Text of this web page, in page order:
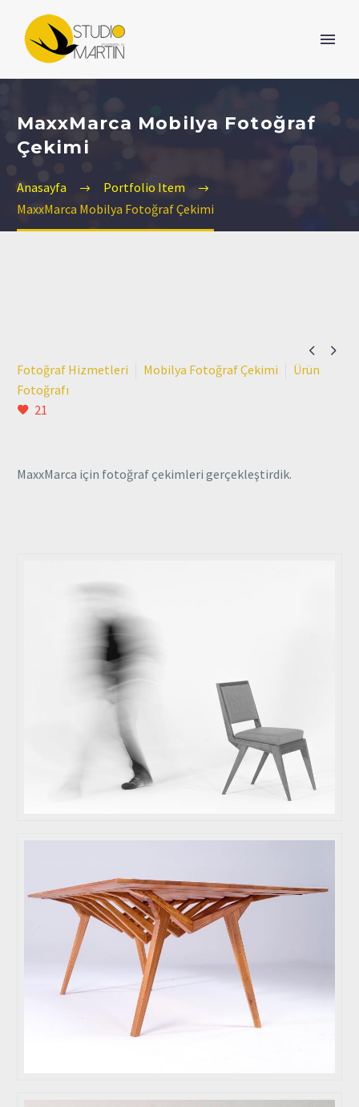
MaxxMarca Mobilya Fotoğraf
Çekimi
Anasayfa
Portfolio Item
MaxxMarca Mobilya Fotoğraf Çekimi
 
Fotoğraf Hizmetleri Mobilya Fotoğraf Çekimi
Ürün
Fotoğrafı
21
MaxxMarca için fotoğraf çekimleri gerçekleştirdik.